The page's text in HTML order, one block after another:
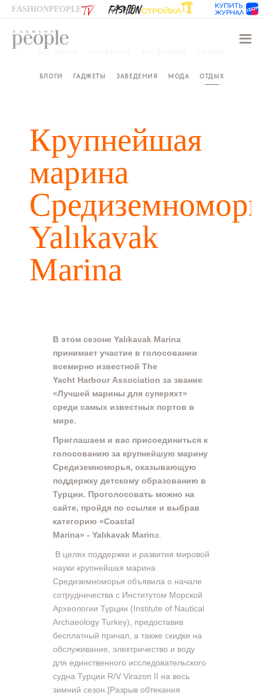
FASHIONPEOPLE
БЛОГИ ГАДЖЕТЫ ЗАВЕДЕНИЯ МОДА ОТДЫХ
Крупнейшая
марина
Yalıkavak
Marina
В этом сезоне Yalıkavak Marina
принимает участие в голосовании
всемирно известной The
Yacht Harbour Association за звание
«Лучшей марины для суперяхт»
среди самых известных портов в
мире.
Приглашаем и вас присоединиться к
голосованию за крупнейшую марину
Средиземноморья, оказывающую
поддержку детскому образованию в
Турции. Проголосовать можно на
сайте, пройдя по ссылке и выбрав
категорию «Coastal
Marina» - Yalıkavak Marina.
В целях поддержки и развития мировой
науки крупнейшая марина
Средиземноморья объявила о начале
сотрудничества с Институтом Морской
Археологии Турции (Institute of Nautical
Archaeology Turkey), предоставив
бесплатный причал, а также скидки на
обслуживание, электричество и воду
для единственного исследовательского
судна Турции R/V Virazon II на весь
зимний сезон.[Разрыв обтекания